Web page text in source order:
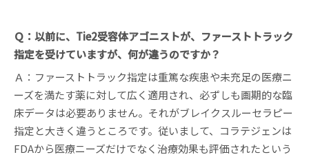
Ｑ：以前に、Tie2受容体アゴニストが、ファーストトラック
指定を受けていますが、何が違うのですか？
Ａ：ファーストトラック指定は重篤な疾患や未充足の医療ニ
ーズを満たす薬に対して広く適用され、必ずしも画期的な臨
床データは必要ありません。それがブレイクスルーセラピー
指定と大きく違うところです。従いまして、コラテジェンは
FDAから医療ニーズだけでなく治療効果も評価されたという